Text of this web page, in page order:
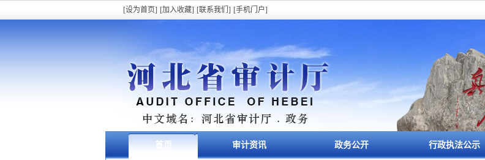
[设为首页] [加入收藏] [联系我们] [手机门户]
首页 审计资讯 政务公开 行政执法公示